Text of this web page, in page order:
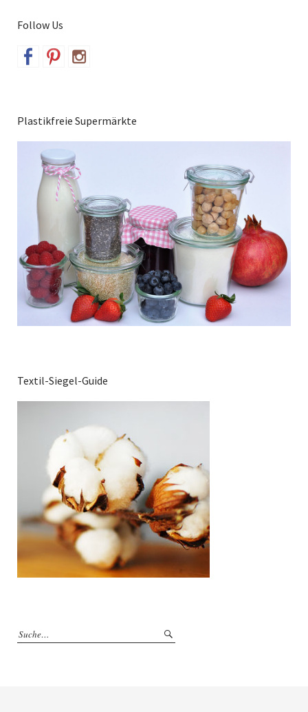
Follow Us
Plastikfreie Supermärkte
Textil-Siegel-Guide